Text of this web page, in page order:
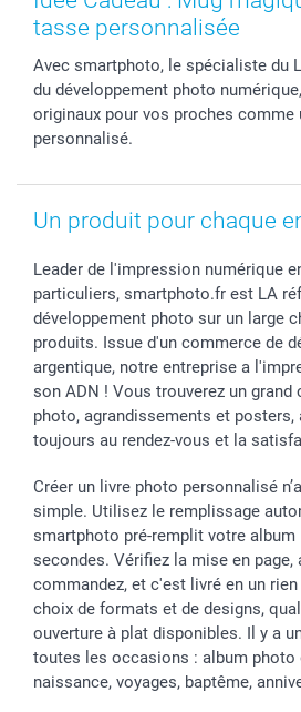
Stickers & Etiquettes
Dénicheur d'idées cadeau
Fête des Pères
Baptême
Toussaint
Rentrée des classes
Vacances
Plaintes
Gestion des cookies
Tarifs
Partenariats & Influence
smartbonus
Livraison
Modes de paiement
Grandes quantités
tasse personnalisée
Avec smartphoto, le spécialiste du
du développement photo
originaux pour vos proches comme
personnalisé.
Un produit pour chaque
Leader de l'impression numérique
particuliers, smartphoto.fr est LA
développement photo sur un large
produits. Issue d'un commerce de
argentique, notre entreprise a
son ADN ! Vous trouverez un grand
photo, agrandissements et posters,
toujours au rendez-vous et la
Créer un livre photo personnalisé
simple. Utilisez le remplissage
smartphoto pré-remplit votre album
secondes. Vérifiez la mise en page,
commandez, et c'est livré en un
choix de formats et de designs,
ouverture à plat disponibles. Il y a
toutes les occasions : album photo
naissance, voyages, baptême,